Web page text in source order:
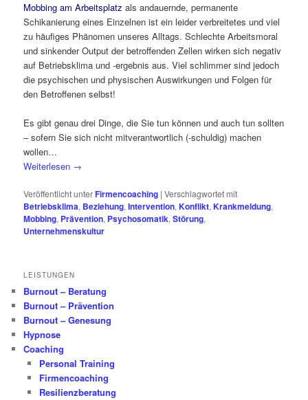
Mobbing am Arbeitsplatz als andauernde, permanente
Schikanierung eines Einzelnen ist ein leider verbreitetes und viel
zu häufiges Phänomen unseres Alltags. Schlechte Arbeitsmoral
und sinkender Output der betroffenden Zellen wirken sich negativ
auf Betriebsklima und -ergebnis aus. Viel schlimmer sind jedoch
die psychischen und physischen Auswirkungen und Folgen für
den Betroffenen selbst!
Es gibt genau drei Dinge, die Sie tun können und auch tun sollten
– sofern Sie sich nicht mitverantwortlich (-schuldig) machen
wollen…
Weiterlesen →
Veröffentlicht unterFirmencoaching |Verschlagwortet mit
Betriebsklima, Beziehung,Intervention,Konflikt,Krankmeldung,
Mobbing, Prävention, Psychosomatik,Störung,
Unternehmenskultur
LEISTUNGEN
Burnout – Beratung
Burnout – Prävention
Burnout – Genesung
Hypnose
Coaching
Personal Training
Firmencoaching
Resilienzberatung